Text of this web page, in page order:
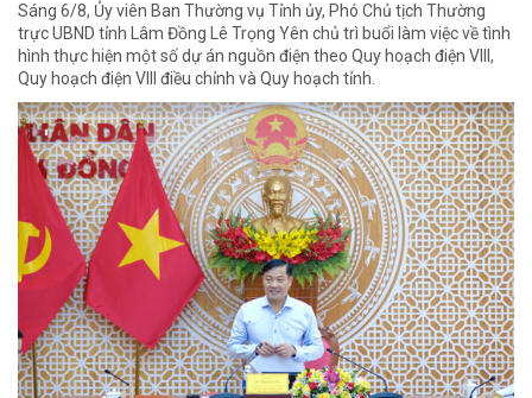
Sáng 6/8, Ủy viên Ban Thường vụ Tỉnh ủy, Phó Chủ tịch Thường
trực UBND tỉnh Lâm Đồng Lê Trọng Yên chủ trì buổi làm việc về tình
hình thực hiện một số dự án nguồn điện theo Quy hoạch điện VIII,
Quy hoạch điện VIII điều chỉnh và Quy hoạch tỉnh.